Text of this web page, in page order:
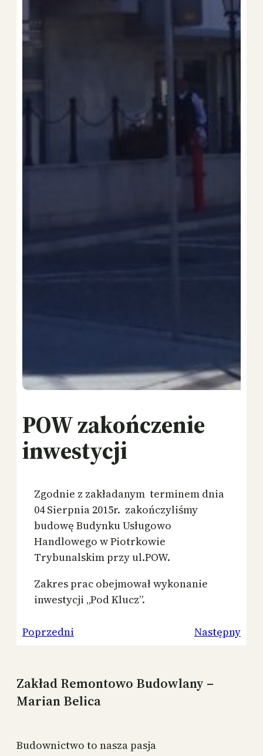
POW zakończenie
inwestycji
Zgodnie z zakładanym terminem dnia
04 Sierpnia 2015r. zakończyliśmy
budowę Budynku Usługowo
Handlowego w Piotrkowie
Trybunalskim przy ul.POW.
Zakres prac obejmował wykonanie
inwestycji „Pod Klucz”.
Poprzedni Następny
Zakład Remontowo Budowlany –
Marian Belica
Budownictwo to nasza pasja